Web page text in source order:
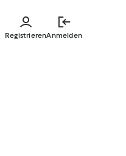
springen
RegistrierenAnmelden